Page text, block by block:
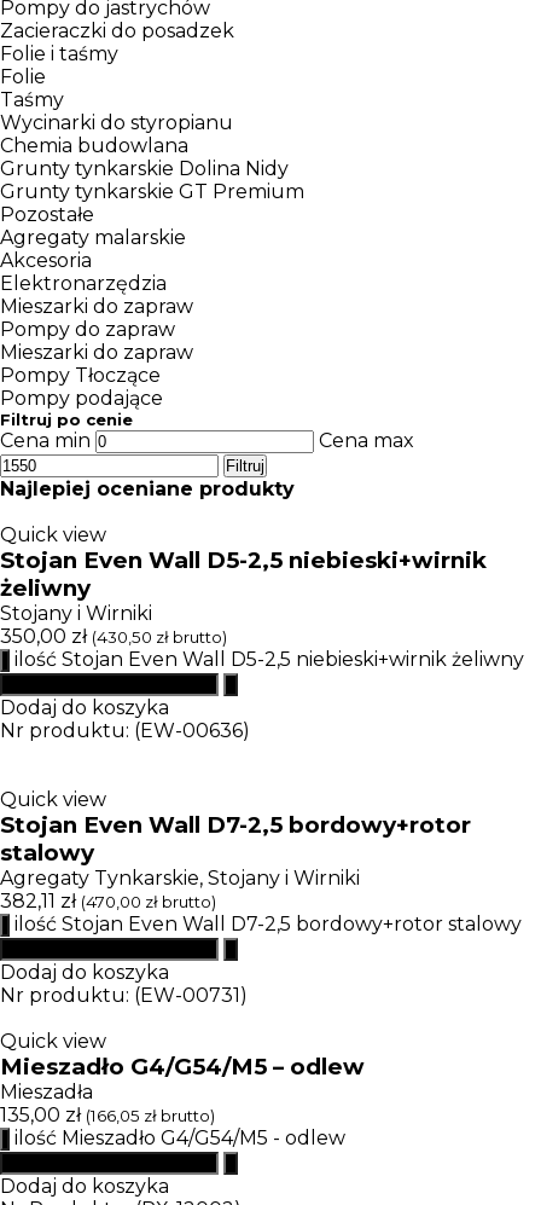
Pompy do jastrychów
Zacieraczki do posadzek
Folie i taśmy
Folie
Taśmy
Wycinarki do styropianu
Chemia budowlana
Grunty tynkarskie Dolina Nidy
Grunty tynkarskie GT Premium
Pozostałe
Agregaty malarskie
Akcesoria
Elektronarzędzia
Mieszarki do zapraw
Pompy do zapraw
Mieszarki do zapraw
Pompy Tłoczące
Pompy podające
Filtruj po cenie
Cena min Cena max
Filtruj
Najlepiej oceniane produkty
Quick view
Stojan Even Wall D5-2,5 niebieski+wirnik
żeliwny
Stojany i Wirniki
350,00 zł (430,50 zł brutto)
ilość Stojan Even Wall D5-2,5 niebieski+wirnik żeliwny
Dodaj do koszyka
Nr produktu: (EW-00636)
Quick view
Stojan Even Wall D7-2,5 bordowy+rotor
stalowy
Agregaty Tynkarskie, Stojany i Wirniki
382,11 zł (470,00 zł brutto)
ilość Stojan Even Wall D7-2,5 bordowy+rotor stalowy
Dodaj do koszyka
Nr produktu: (EW-00731)
Quick view
Mieszadło G4/G54/M5 – odlew
Mieszadła
135,00 zł (166,05 zł brutto)
ilość Mieszadło G4/G54/M5 - odlew
Dodaj do koszyka